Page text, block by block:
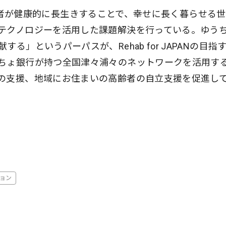
健康的に長生きすることで、幸せに長く暮らせる
クノロジーを活用した課題解決を行っている。ゆう
する」というパーパスが、Rehab for JAPANの目指
ょ銀行が持つ全国津々浦々のネットワークを活用す
支援、地域にお住まいの高齢者の自立支援を促進し
ン